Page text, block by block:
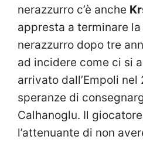
nerazzurro c’è anche
appresta a terminare
nerazzurro dopo tre
ad incidere come ci si
arrivato dall’Empoli nel
speranze di
Calhanoglu. Il
l’attenuante di non